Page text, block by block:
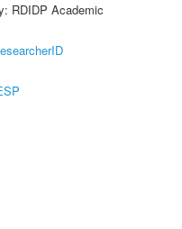
RDIDP Academic